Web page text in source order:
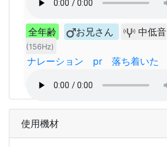
全年齢 お兄さん 中低音
(156Hz)
ナレーション pr 落ち着いた
使用機材